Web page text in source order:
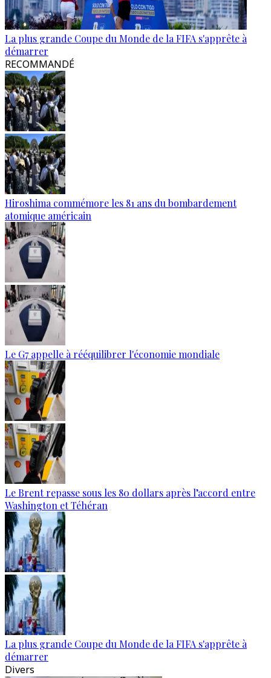
La plus grande Coupe du Monde de la FIFA s'apprête à
démarrer
RECOMMANDÉ
Hiroshima commémore les 81 ans du bombardement
atomique américain
Le G7 appelle à rééquilibrer l'économie mondiale
Le Brent repasse sous les 80 dollars après l’accord entre
Washington et Téhéran
La plus grande Coupe du Monde de la FIFA s'apprête à
démarrer
Divers